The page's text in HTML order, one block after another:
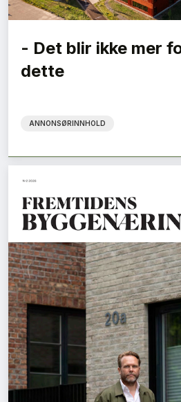
- Det blir ikke mer
dette
ANNONSØRINNHOLD